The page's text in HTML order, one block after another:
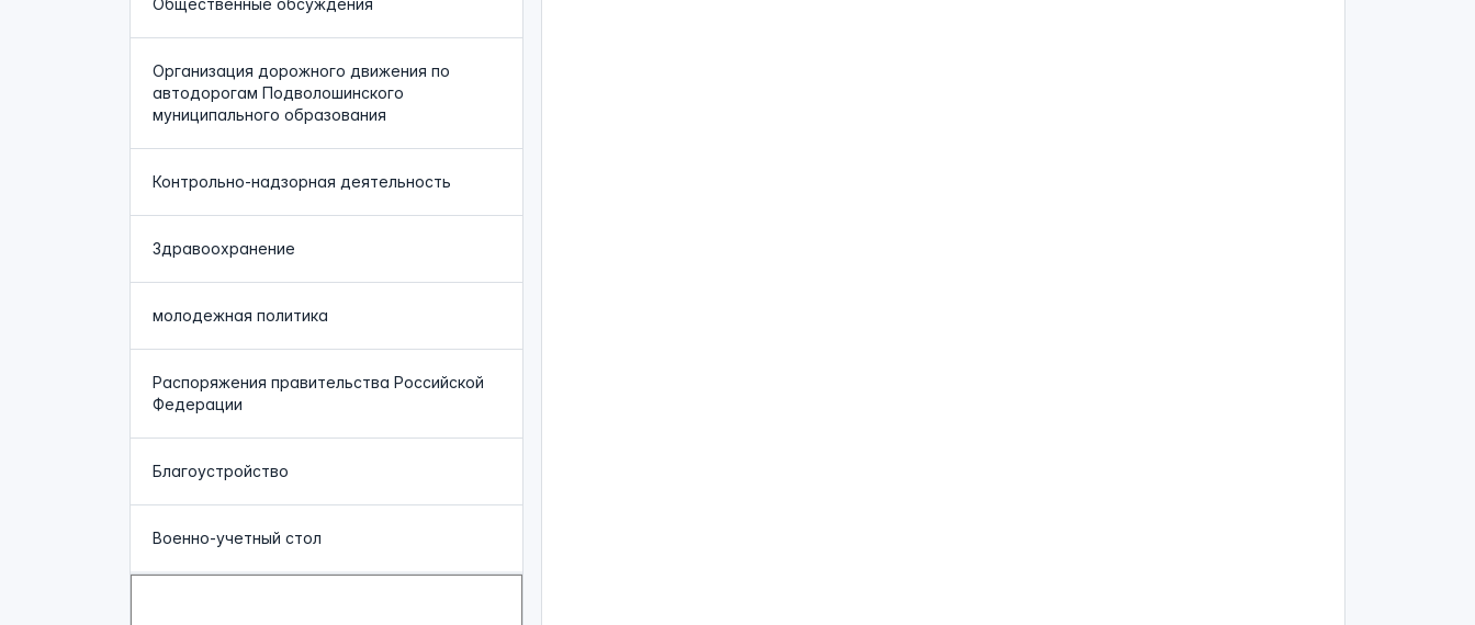
Общественные обсуждения
Организация дорожного движения по
автодорогам Подволошинского
муниципального образования
Контрольно-надзорная деятельность
Здравоохранение
молодежная политика
Распоряжения правительства Российской
Федерации
Благоустройство
Военно-учетный стол